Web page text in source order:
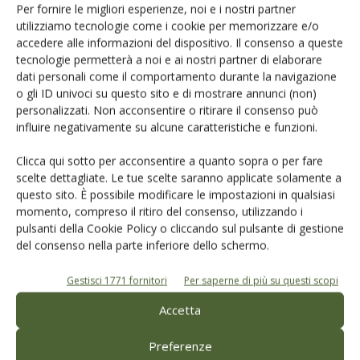
Per fornire le migliori esperienze, noi e i nostri partner
utilizziamo tecnologie come i cookie per memorizzare e/o
accedere alle informazioni del dispositivo. Il consenso a queste
tecnologie permetterà a noi e ai nostri partner di elaborare
dati personali come il comportamento durante la navigazione
o gli ID univoci su questo sito e di mostrare annunci (non)
personalizzati. Non acconsentire o ritirare il consenso può
influire negativamente su alcune caratteristiche e funzioni.
Clicca qui sotto per acconsentire a quanto sopra o per fare
scelte dettagliate. Le tue scelte saranno applicate solamente a
questo sito. È possibile modificare le impostazioni in qualsiasi
momento, compreso il ritiro del consenso, utilizzando i
pulsanti della Cookie Policy o cliccando sul pulsante di gestione
del consenso nella parte inferiore dello schermo.
Gestisci 1771 fornitori Per saperne di più su questi scopi
Accetta
Preferenze
Olio evo Dop e Igp, nuovo baricentro
della Dop economy italiana
Le Olive Taggiasche ottengono l’Igp
LASCIA UN COMMENTO